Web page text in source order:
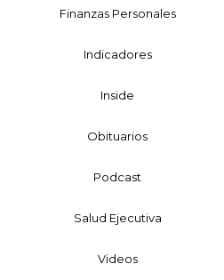
Finanzas Personales
Indicadores
Inside
Obituarios
Podcast
Salud Ejecutiva
Videos